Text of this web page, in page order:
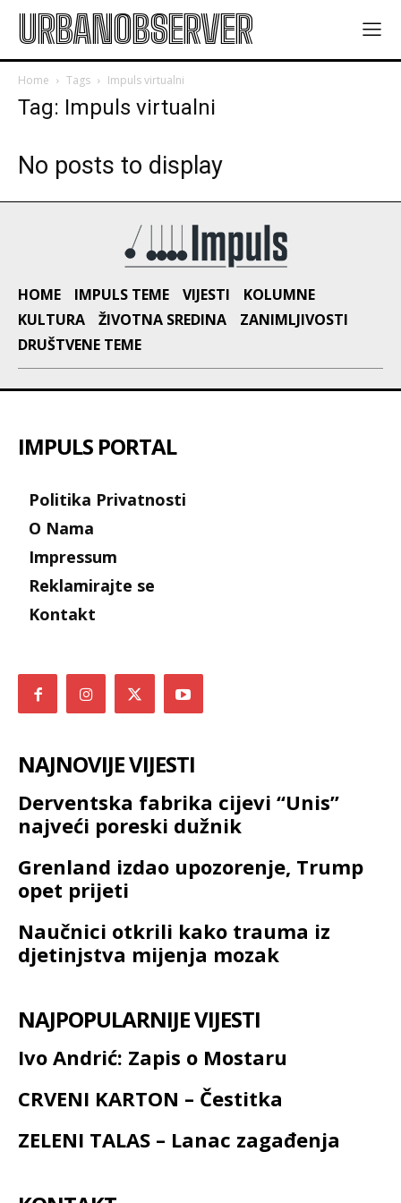
URBANOBSERVER
Home Tags Impuls virtualni
Tag: Impuls virtualni
No posts to display
HOME IMPULS TEME VIJESTI
KOLUMNE
KULTURA
ŽIVOTNA SREDINA
ZANIMLJIVOSTI
DRUŠTVENE TEME
IMPULS PORTAL
Politika Privatnosti
O Nama
Impressum
Reklamirajte se
Kontakt
NAJNOVIJE VIJESTI
Derventska fabrika cijevi “Unis”
najveći poreski dužnik
Grenland izdao upozorenje, Trump
opet prijeti
Naučnici otkrili kako trauma iz
djetinjstva mijenja mozak
NAJPOPULARNIJE VIJESTI
Ivo Andrić: Zapis o Mostaru
CRVENI KARTON – Čestitka
ZELENI TALAS – Lanac zagađenja